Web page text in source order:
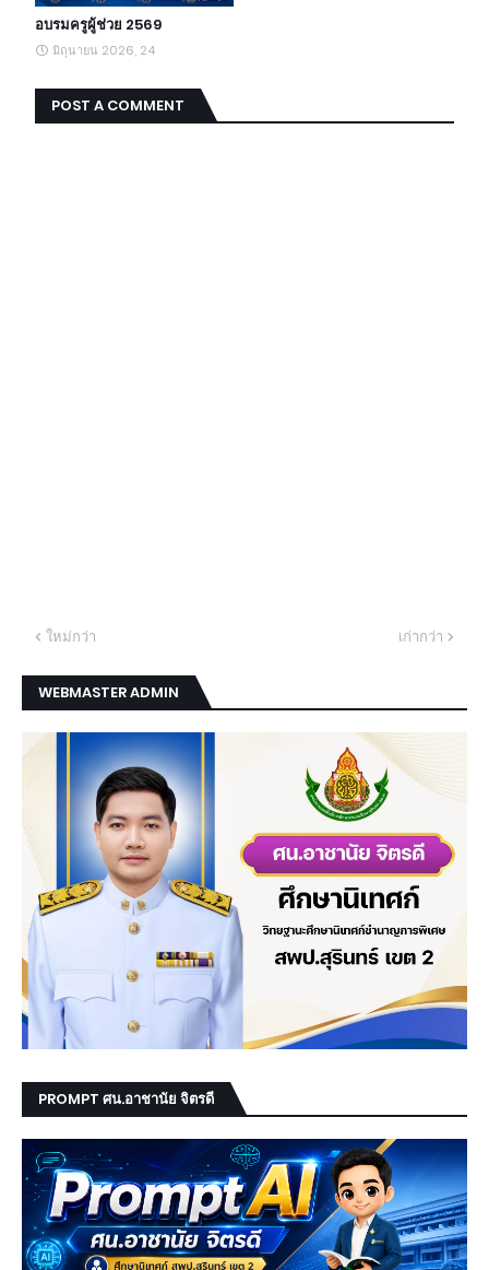
อบรมครูผู้ช่วย 2569
มิถุนายน 2026, 24
POST A COMMENT
ใหม่กว่า เก่ากว่า
WEBMASTER ADMIN
PROMPT ศน.อาชานัย จิตรดี